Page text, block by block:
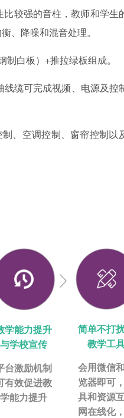
较强的音柱，教师和学生
、降噪和混音处理。
白板）+推拉绿板组成。
缆可完成视频、电源及控
、空调控制、窗帘控制以
学能力提升
与学校宣传
台激励机制
有效促进教
学能力提升
简单不打
教学工
会用微信
览器即可
具和资源
网在线化